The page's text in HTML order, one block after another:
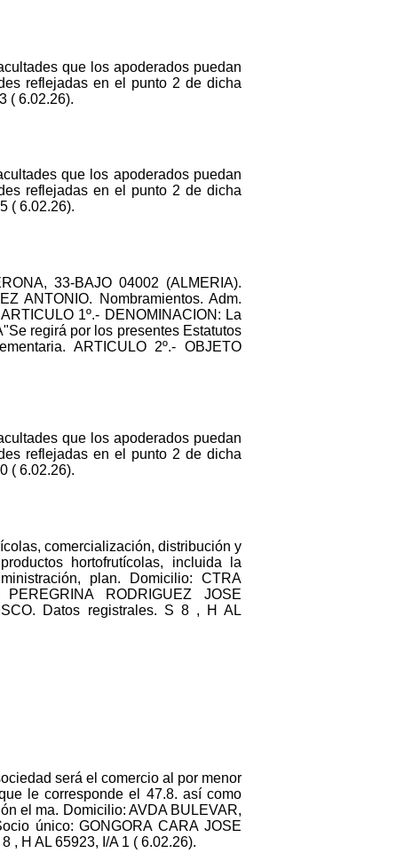
que los apoderados puedan
reflejadas en el punto 2 de dicha
( 6.02.26).
que los apoderados puedan
reflejadas en el punto 2 de dicha
( 6.02.26).
33-BAJO 04002 (ALMERIA).
ANTONIO. Nombramientos. Adm.
1º.- DENOMINACION: La
regirá por los presentes Estatutos
ARTICULO 2º.- OBJETO
que los apoderados puedan
reflejadas en el punto 2 de dicha
( 6.02.26).
comercialización, distribución y
hortofrutícolas, incluida la
plan. Domicilio: CTRA
RODRIGUEZ JOSE
Datos registrales. S 8 , H AL
será el comercio al por menor
le corresponde el 47.8. así como
el ma. Domicilio: AVDA BULEVAR,
único: GONGORA CARA JOSE
, H AL 65923, I/A 1 ( 6.02.26).